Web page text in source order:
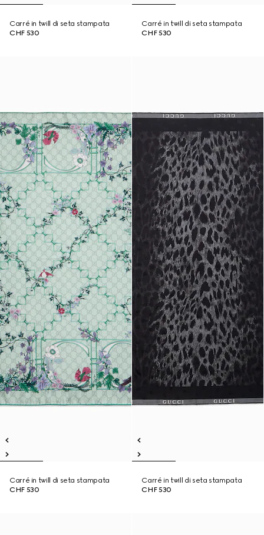
Carré in twill di seta stampata
CHF 530
Carré in twill di seta stampata
CHF 530
Carré in twill di seta stampata
CHF 530
Carré in twill di seta stampata
CHF 530